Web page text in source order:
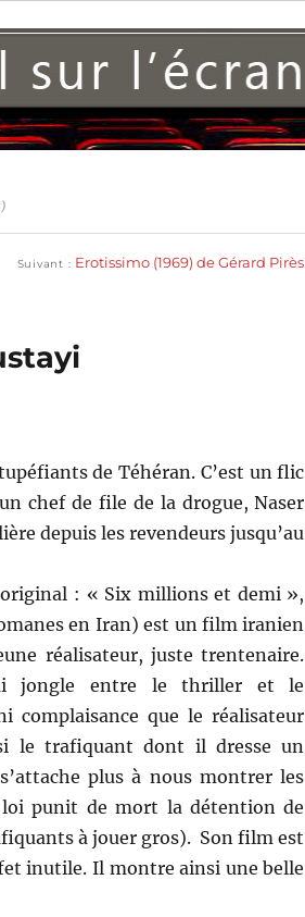
Suivant Erotissimo (1969) de Gérard Pirès
de Téhéran. C’est un flic
chef de file de la drogue, Naser
depuis les revendeurs jusqu’au
: « Six millions et demi »,
en Iran) est un film iranien
réalisateur, juste trentenaire.
jongle entre le thriller et le
complaisance que le réalisateur
le trafiquant dont il dresse un
plus à nous montrer les
punit de mort la détention de
à jouer gros). Son film est
inutile. Il montre ainsi une belle